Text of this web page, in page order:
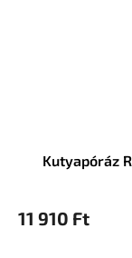
Kutyapóráz
11 910 Ft